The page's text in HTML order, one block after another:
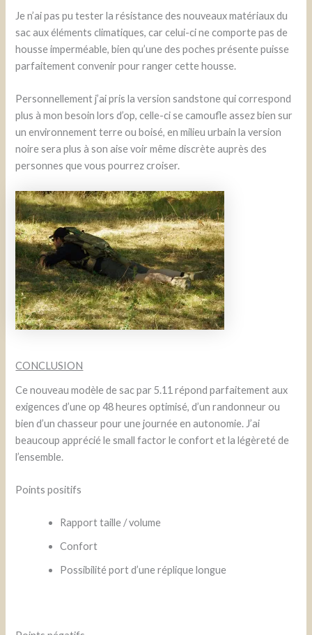
Je n’ai pas pu tester la résistance des nouveaux matériaux du
sac aux éléments climatiques, car celui-ci ne comporte pas de
housse imperméable, bien qu’une des poches présente puisse
parfaitement convenir pour ranger cette housse.
Personnellement j’ai pris la version sandstone qui correspond
plus à mon besoin lors d’op, celle-ci se camoufle assez bien sur
un environnement terre ou boisé, en milieu urbain la version
noire sera plus à son aise voir même discrète auprès des
personnes que vous pourrez croiser.
CONCLUSION
Ce nouveau modèle de sac par 5.11 répond parfaitement aux
exigences d’une op 48 heures optimisé, d’un randonneur ou
bien d’un chasseur pour une journée en autonomie. J’ai
beaucoup apprécié le small factor le confort et la légèreté de
l’ensemble.
Points positifs
Rapport taille / volume
Confort
Possibilité port d’une réplique longue